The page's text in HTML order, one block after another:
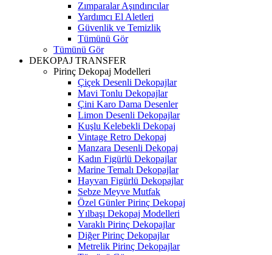
Zımparalar Aşındırıcılar
Yardımcı El Aletleri
Güvenlik ve Temizlik
Tümünü Gör
Tümünü Gör
DEKOPAJ TRANSFER
Pirinç Dekopaj Modelleri
Çiçek Desenli Dekopajlar
Mavi Tonlu Dekopajlar
Çini Karo Dama Desenler
Limon Desenli Dekopajlar
Kuşlu Kelebekli Dekopaj
Vintage Retro Dekopaj
Manzara Desenli Dekopaj
Kadın Figürlü Dekopajlar
Marine Temalı Dekopajlar
Hayvan Figürlü Dekopajlar
Sebze Meyve Mutfak
Özel Günler Pirinç Dekopaj
Yılbaşı Dekopaj Modelleri
Varaklı Pirinç Dekopajlar
Diğer Pirinç Dekopajlar
Metrelik Pirinç Dekopajlar